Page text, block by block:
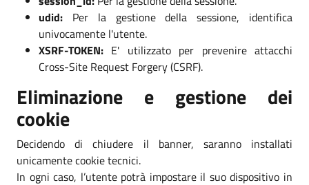
udid: Per la gestione della sessione, identifica
univocamente l'utente.
XSRF-TOKEN: E' utilizzato per prevenire attacchi
Cross-Site Request Forgery (CSRF).
Eliminazione e gestione dei
cookie
Decidendo di chiudere il banner, saranno installati
unicamente cookie tecnici.
In ogni caso, l’utente potrà impostare il suo dispositivo in